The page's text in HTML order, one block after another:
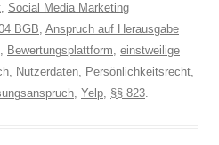
, Social Media Marketing
BGB, Anspruch auf Herausgabe
, Bewertungsplattform, einstweilige
, Nutzerdaten, Persönlichkeitsrecht,
, Yelp, §§ 823.